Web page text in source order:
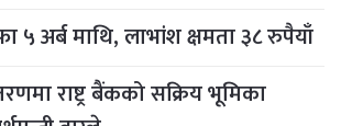
५ अर्ब माथि, लाभांश क्षमता ३८ रुपैयाँ
राष्ट्र बैंकको सक्रिय भूमिका